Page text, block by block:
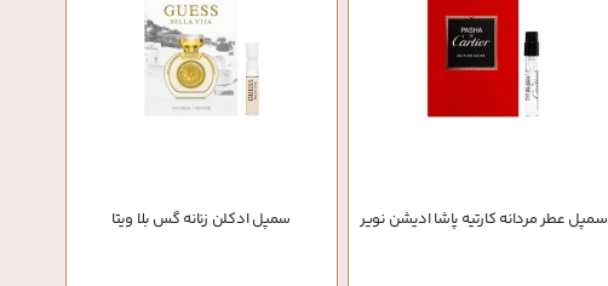
سمپل عطر مردانه کارتیه پاشا ادیشن نویر سمپل ادکلن زنانه گس بلا ویتا